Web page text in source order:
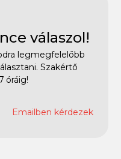
válaszol!
legmegfelelőbb
Szakértő
óráig!
Emailben kérdezek